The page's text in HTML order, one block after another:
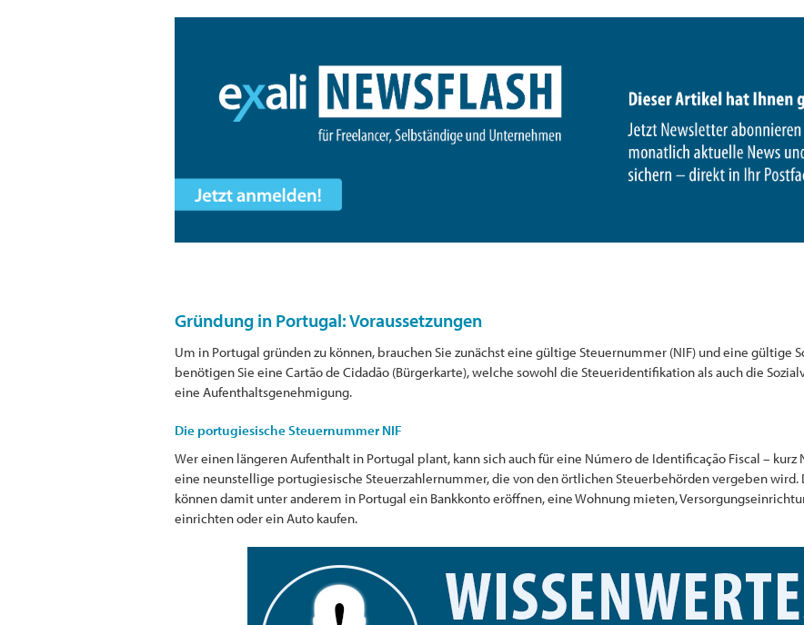
Gründung in Portugal: Voraussetzungen
Um in Portugal gründen zu können, brauchen Sie zunächst eine gültige Steuernummer (NIF) und eine gültige
benötigen Sie eine Cartão de Cidadão (Bürgerkarte), welche sowohl die Steueridentifikation als auch die
eine Aufenthaltsgenehmigung.
Die portugiesische Steuernummer NIF
Wer einen längeren Aufenthalt in Portugal plant, kann sich auch für eine Número de Identificação Fiscal –
eine neunstellige portugiesische Steuerzahlernummer, die von den örtlichen Steuerbehörden vergeben wird.
können damit unter anderem in Portugal ein Bankkonto eröffnen, eine Wohnung mieten,
einrichten oder ein Auto kaufen.